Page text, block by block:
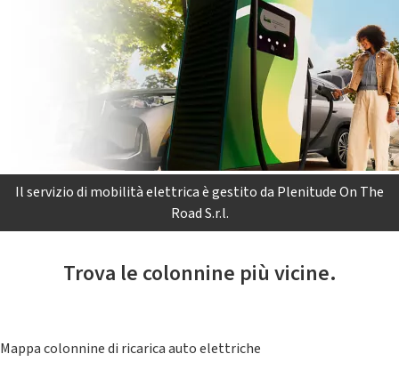
Il servizio di mobilità elettrica è gestito da Plenitude On The
Road S.r.l.
Trova le colonnine più vicine.
Mappa colonnine di ricarica auto elettriche